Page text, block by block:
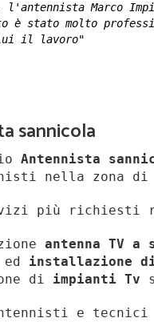
l'antennista Marco
è stato molto
il lavoro"
sannicola
Antennista
nella zona di
più richiesti
antenna TV a
installazione
di impianti Tv
e tecnici